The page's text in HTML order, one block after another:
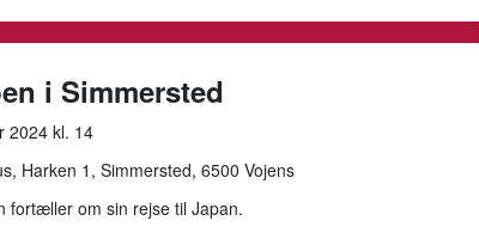
i Simmersted
2024 kl. 14
Harken 1, Simmersted, 6500 Vojens
fortæller om sin rejse til Japan.